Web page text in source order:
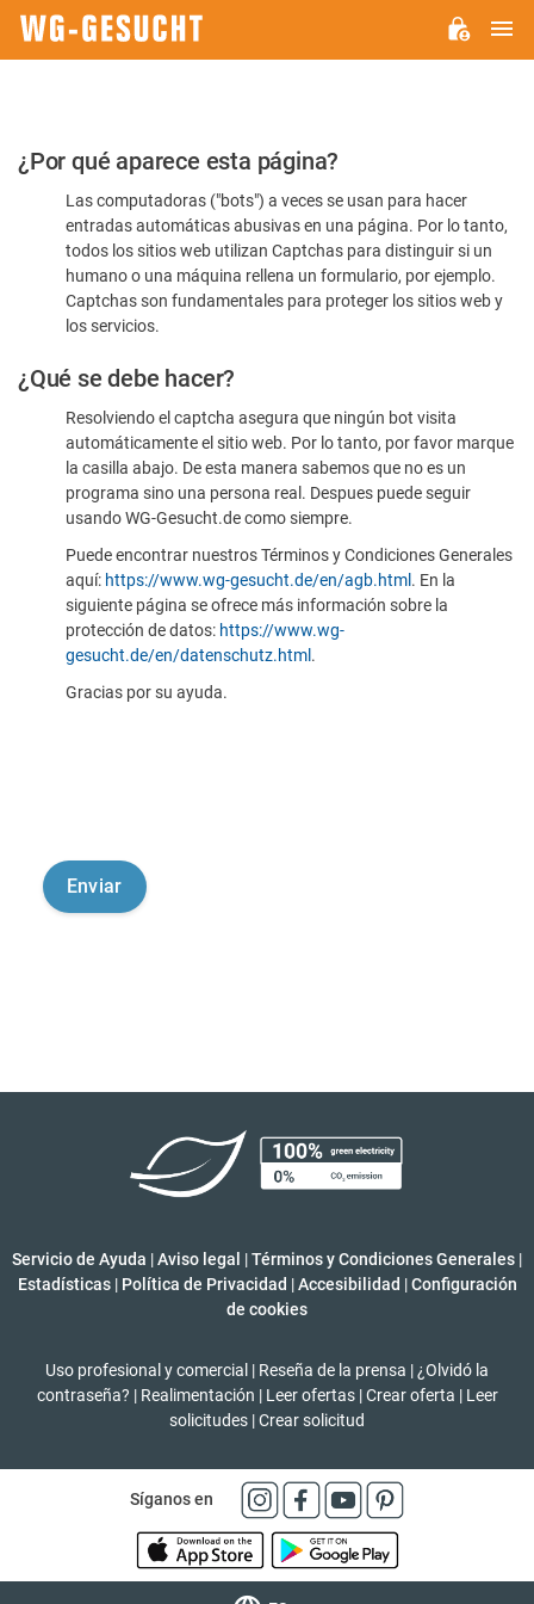
Por
favor,
confirme
humano
¿Por qué aparece esta página?
Las computadoras ("bots") a veces se usan para hacer
entradas automáticas abusivas en una página. Por lo tanto,
todos los sitios web utilizan Captchas para distinguir si un
humano o una máquina rellena un formulario, por ejemplo.
Captchas son fundamentales para proteger los sitios web y
los servicios.
¿Qué se debe hacer?
Resolviendo el captcha asegura que ningún bot visita
automáticamente el sitio web. Por lo tanto, por favor marque
la casilla abajo. De esta manera sabemos que no es un
programa sino una persona real. Despues puede seguir
usando WG-Gesucht.de como siempre.
Puede encontrar nuestros Términos y Condiciones Generales
aquí: https://www.wg-gesucht.de/en/agb.html . En la
siguiente página se ofrece más información sobre la
protección de datos: https://www.wg-
gesucht.de/en/datenschutz.html .
Gracias por su ayuda.
Servicio de Ayuda |Aviso legal |Términos y Condiciones Generales |
Estadísticas | Política de Privacidad | Accesibilidad | Configuración
de cookies
Uso profesional y comercial | Reseña de la prensa | ¿Olvidó la
contraseña? | Realimentación | Leer ofertas | Crear oferta | Leer
solicitudes |Crear solicitud
Síganos en